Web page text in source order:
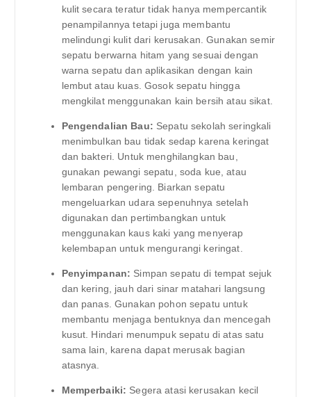
kulit secara teratur tidak hanya mempercantik
penampilannya tetapi juga membantu
melindungi kulit dari kerusakan. Gunakan semir
sepatu berwarna hitam yang sesuai dengan
warna sepatu dan aplikasikan dengan kain
lembut atau kuas. Gosok sepatu hingga
mengkilat menggunakan kain bersih atau sikat.
Pengendalian Bau: Sepatu sekolah seringkali
menimbulkan bau tidak sedap karena keringat
dan bakteri. Untuk menghilangkan bau,
gunakan pewangi sepatu, soda kue, atau
lembaran pengering. Biarkan sepatu
mengeluarkan udara sepenuhnya setelah
digunakan dan pertimbangkan untuk
menggunakan kaus kaki yang menyerap
kelembapan untuk mengurangi keringat.
Penyimpanan: Simpan sepatu di tempat sejuk
dan kering, jauh dari sinar matahari langsung
dan panas. Gunakan pohon sepatu untuk
membantu menjaga bentuknya dan mencegah
kusut. Hindari menumpuk sepatu di atas satu
sama lain, karena dapat merusak bagian
atasnya.
Memperbaiki: Segera atasi kerusakan kecil